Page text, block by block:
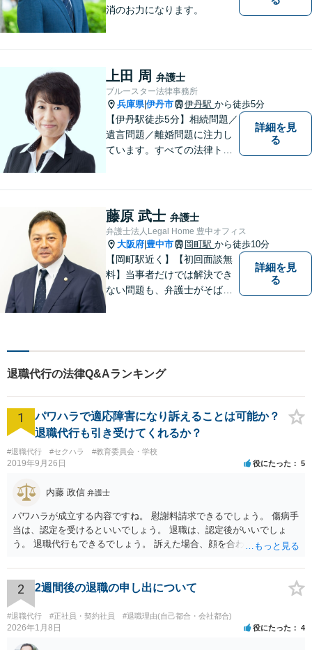
消のお力になります。
上田 周 弁護士
ブルースター法律事務所
兵庫県|伊丹市 伊丹駅 から徒歩5分
【伊丹駅徒歩5分】相続問題／
遺言問題／離婚問題に注力し
ています。すべての法律トラ
様と信頼関係を築いて紛争解
決し、解決後の人生を幸せに
過ごして頂きたいと願いを込
めています。
詳細を見
る
藤原 武士 弁護士
弁護士法人Legal Home 豊中オフィス
大阪府 豊中市 岡町駅 から徒歩10分
【岡町駅近く】【初回面談無
料】当事者だけでは解決でき
ない問題も、弁護士がそばに
交通事故／企業法務など、幅
広く対応可能。【夜間／休日
対応可能】まずはお気軽にご
連絡ください。
詳細を見
る
退職代行の法律Q&Aランキング
1
パワハラで適応障害になり訴えることは可能か？
退職代行も引き受けてくれるか？
#退職代行 #セクハラ #教育委員会・学校
2019年9月26日 役にたった 5
内藤 政信 弁護士
パワハラが成立する内容ですね。 慰謝料請求できるでしょう。 傷病手
当は、認定を受けるといいでしょう。 退職は、認定後がいいでしょ
う。 退職代行もできるでしょう。 訴えた場合、顔を合わすことは、あ
れは 減じて来るでしょう。
2 2週間後の退職の申し出について
#退職代行 #正社員・契約社員 #退職理由(自己都合・会社都合)
2026年1月8日 役にたった 4